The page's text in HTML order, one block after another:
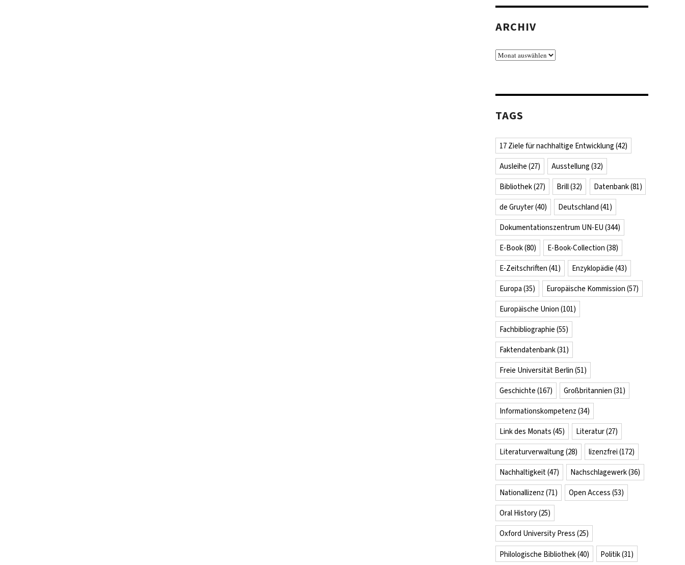
ARCHIV
Archiv
TAGS
17 Ziele für nachhaltige Entwicklung (42)
Ausleihe (27) Ausstellung (32)
Bibliothek(27) Brill(32) Datenbank(81)
de Gruyter(40) Deutschland (41)
Dokumentationszentrum UN-EU (344)
E-Book(80) E-Book-Collection (38)
E-Zeitschriften (41) Enzyklopädie (43)
Europa (35) Europäische Kommission (57)
Europäische Union (101)
Fachbibliographie (55)
Faktendatenbank(31)
Freie Universität Berlin (51)
Geschichte (167) Großbritannien (31)
Informationskompetenz (34)
Link des Monats (45) Literatur(27)
Literaturverwaltung (28) lizenzfrei (172)
Nachhaltigkeit(47) Nachschlagewerk(36)
Nationallizenz (71) Open Access (53)
Oral History(25)
Oxford University Press (25)
Philologische Bibliothek(40) Politik(31)